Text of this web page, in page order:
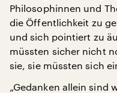
Philosophinnen und
die Öffentlichkeit zu
und sich pointiert zu
müssten sicher nicht
sie, sie müssten sich
„Gedanken allein sind